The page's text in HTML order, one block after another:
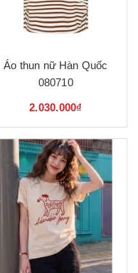
Áo thun nữ Hàn Quốc
080710
2.030.000₫